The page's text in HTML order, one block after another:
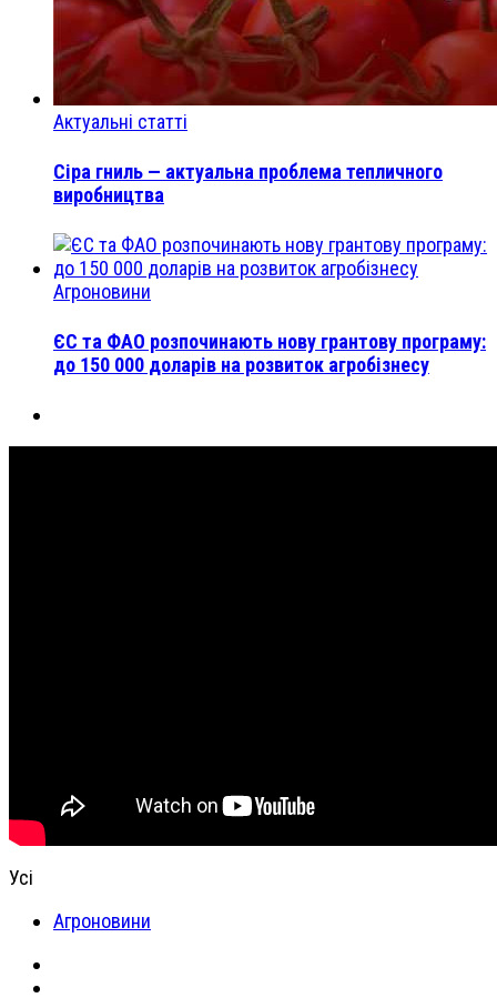
Актуальні статті
Сіра гниль — актуальна проблема тепличного
виробництва
Агроновини
ЄС та ФАО розпочинають нову грантову програму:
до 150 000 доларів на розвиток агробізнесу
Усі
Агроновини